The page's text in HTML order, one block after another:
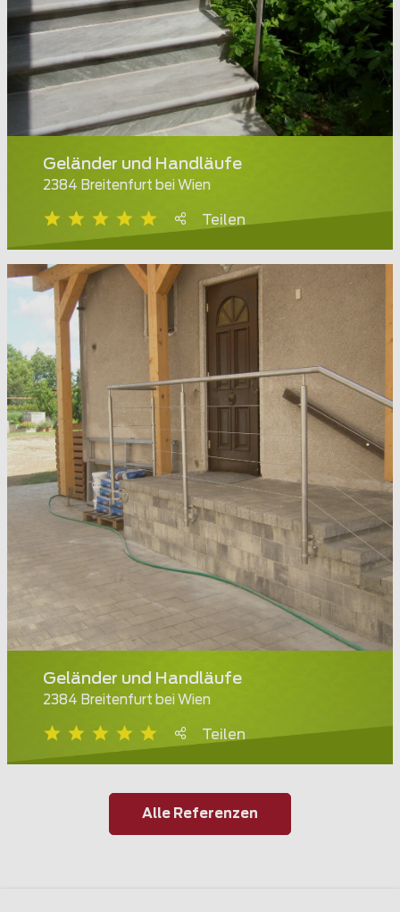
Geländer und Handläufe
2384 Breitenfurt bei Wien
Teilen
Geländer und Handläufe
2384 Breitenfurt bei Wien
Teilen
Alle Referenzen